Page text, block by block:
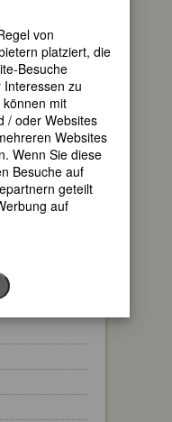
Datensätze
von
platziert, die
Besuche
zu
mit
/ oder Websites
Websites
Wenn Sie diese
Besuche auf
geteilt
auf